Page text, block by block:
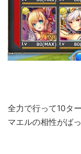
全力で行って10タ
マエルの相性がばっ